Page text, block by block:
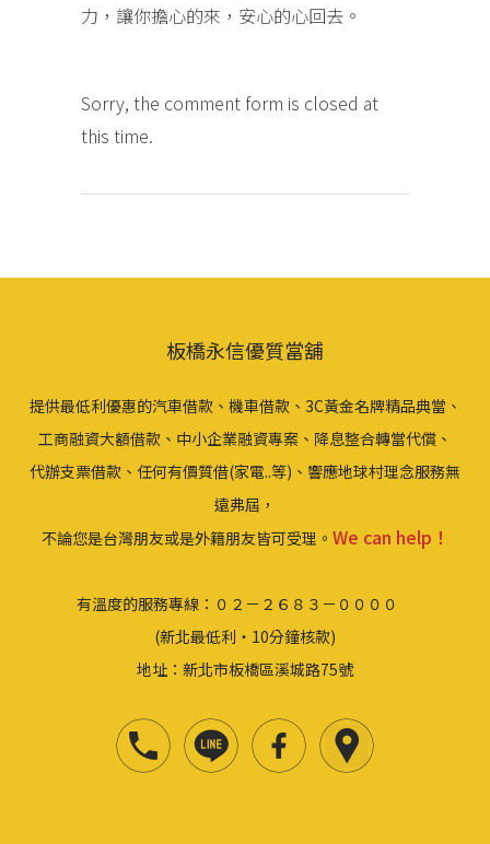
力，讓你擔心的來，安心的心回去。
Sorry, the comment form is closed at
this time.
板橋永信優質當舖
提供最低利優惠的汽車借款、機車借款、3C黃金名牌精品典當、
工商融資大額借款、中小企業融資專案、降息整合轉當代償、
代辦支票借款、任何有價質借(家電..等)、響應地球村理念服務無
遠弗屆，
不論您是台灣朋友或是外籍朋友皆可受理。 We can help！
有溫度的服務專線：０２－２６８３－００００
(新北最低利‧10分鐘核款)
地址：新北市板橋區溪城路75號